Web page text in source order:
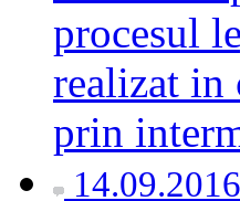
procesul
realizat in
prin
14.09.2016